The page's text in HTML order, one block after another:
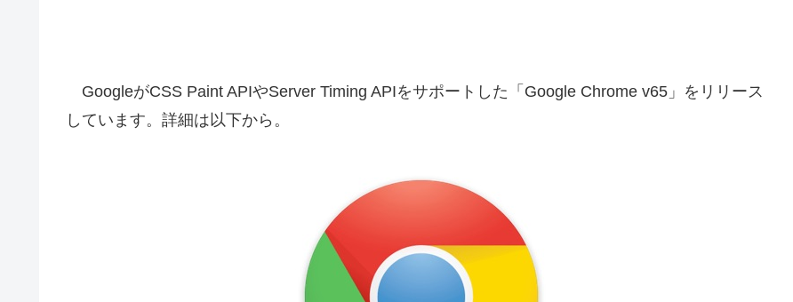
GoogleがCSS Paint APIやServer Timing APIをサポートした「Google Chrome v65」をリリース
しています。詳細は以下から。